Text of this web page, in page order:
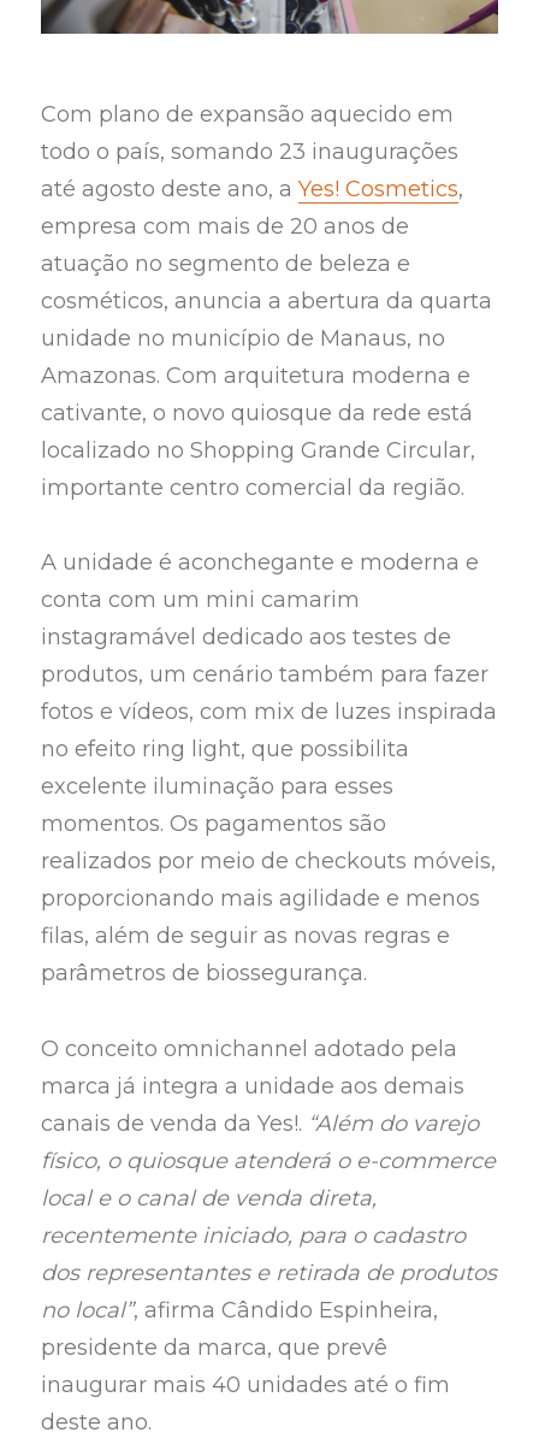
Com plano de expansão aquecido em
todo o país, somando 23 inaugurações
até agosto deste ano, aYes! Cosmetics,
empresa com mais de 20 anos de
atuação no segmento de beleza e
cosméticos, anuncia a abertura da quarta
unidade no município de Manaus, no
Amazonas. Com arquitetura moderna e
cativante, o novo quiosque da rede está
localizado no Shopping Grande Circular,
importante centro comercial da região.
A unidade é aconchegante e moderna e
conta com um mini camarim
instagramável dedicado aos testes de
produtos, um cenário também para fazer
fotos e vídeos, com mix de luzes inspirada
no efeito ring light, que possibilita
excelente iluminação para esses
momentos. Os pagamentos são
realizados por meio de checkouts móveis,
proporcionando mais agilidade e menos
filas, além de seguir as novas regras e
parâmetros de biossegurança.
O conceito omnichannel adotado pela
marca já integra a unidade aos demais
canais de venda da Yes!. “Além do varejo
físico, o quiosque atenderá o e-commerce
local e o canal de venda direta,
recentemente iniciado, para o cadastro
dos representantes e retirada de produtos
no local”, afirma Cândido Espinheira,
presidente da marca, que prevê
inaugurar mais 40 unidades até o fim
deste ano.